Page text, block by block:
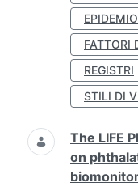
FATTORI
REGISTRI
STILI DI
The LIFE
on